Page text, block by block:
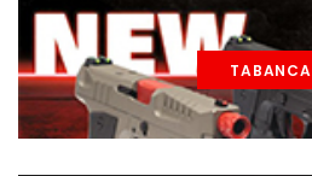
TABANCA